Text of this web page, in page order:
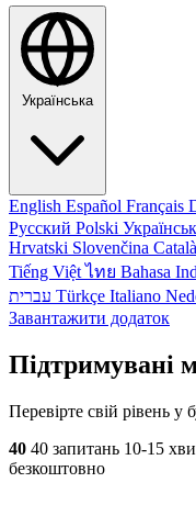
Українська
English Español Français
Русский Polski
Hrvatski Slovenčina Català
Tiếng Việtไทย Bahasa
Türkçe Italiano
Завантажити додаток
Підтримувані
Перевірте свій рівень у
40 40 запитань 10-15
безкоштовно